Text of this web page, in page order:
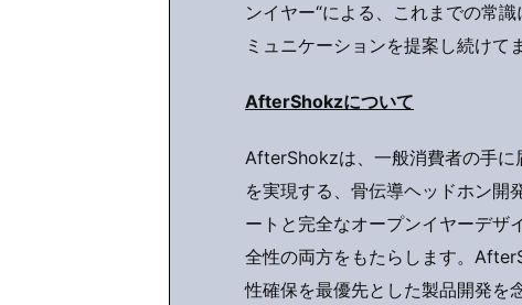
ンイヤー“による、これまでの常
ミュニケーションを提案し続けて
AfterShokzについて
AfterShokzは、一般消費者の手に
を実現する、骨伝導ヘッドホン開
ートと完全なオープンイヤーデザ
全性の両方をもたらします。
性確保を最優先とした製品開発を